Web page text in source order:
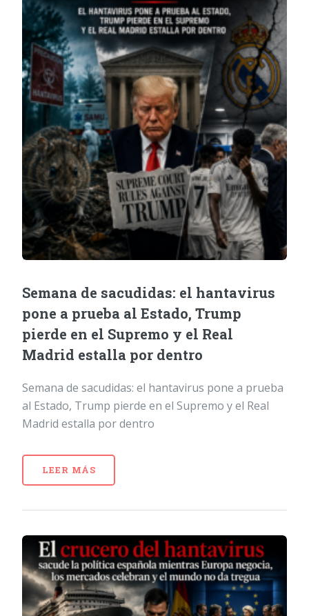
Semana de sacudidas: el hantavirus
pone a prueba al Estado, Trump
pierde en el Supremo y el Real
Madrid estalla por dentro
Semana de sacudidas: el hantavirus pone a prueba
al Estado, Trump pierde en el Supremo y el Real
Madrid estalla por dentro
LEER MÁS